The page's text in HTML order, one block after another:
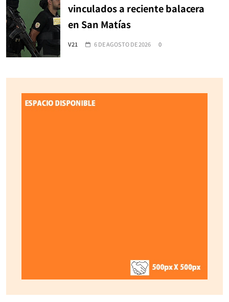
vinculados a reciente balacera
en San Matías
V21 6 DE AGOSTO DE 2026 0